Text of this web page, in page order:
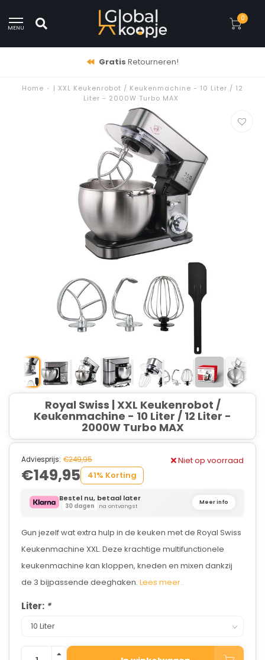
MENU
0
Retourneren!
Home • | XXL Keukenrobot / Keukenmachine - 10 Liter / 12
Liter - 2000W Turbo MAX
Royal Swiss | XXL Keukenrobot /
Keukenmachine - 10 Liter / 12 Liter -
2000W Turbo MAX
Adviesprijs: €249,95
€149,95 41% Korting
Niet op voorraad
Bestel nu, betaal later
30 dagen na ontvangst Meer info
Gun jezelf wat extra hulp in de keuken met de Royal Swiss
Keukenmachine XXL. Deze krachtige multifunctionele
keukenmachine kan kloppen, kneden en mixen dankzij
de 3 bijpassende deeghaken. Lees meer..
Liter: *